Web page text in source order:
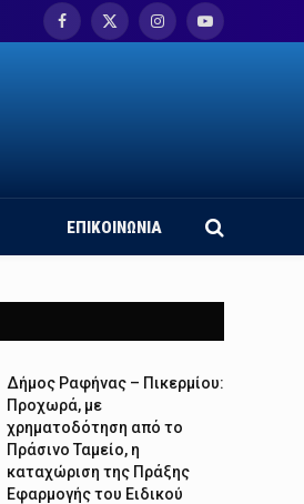
Facebook
X
InstagramYouTube
ΕΠΙΚΟΙΝΩΝΙΑ
Δήμος Ραφήνας – Πικερμίου:
Προχωρά, με
χρηματοδότηση από το
Πράσινο Ταμείο, η
καταχώριση της Πράξης
Εφαρμογής του Ειδικού